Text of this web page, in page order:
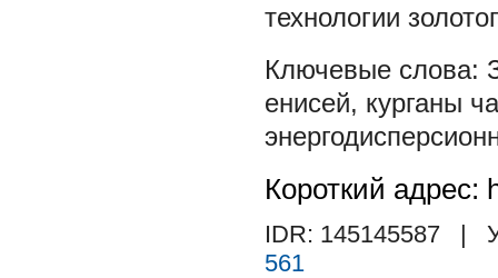
технологии
енисей, курганы
Короткий адрес:
IDR: 145145587
|
561